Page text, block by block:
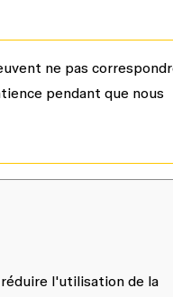
ne pas
pendant que nous
l'utilisation de la